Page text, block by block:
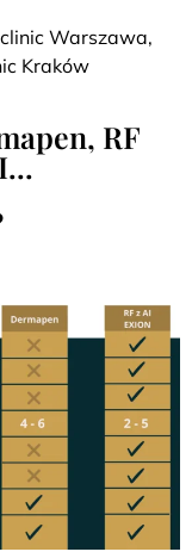
Warszawa,
Kraków
RF